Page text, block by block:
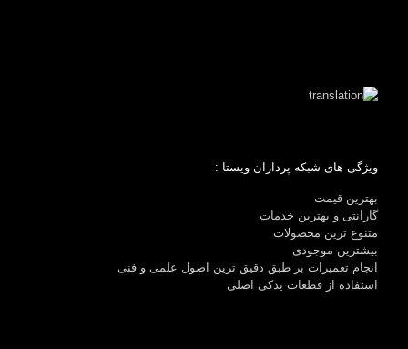
ویژگی های شبکه پردازان ویستا :
بهترین قیمت
گارانتی و بهترین خدمات
متنوع ترین محصولات
بیشترین موجودی
انجام تعمیرات بر طبق دقیق ترین اصول علمی و فنی
استفاده از قطعات یدکی اصلی